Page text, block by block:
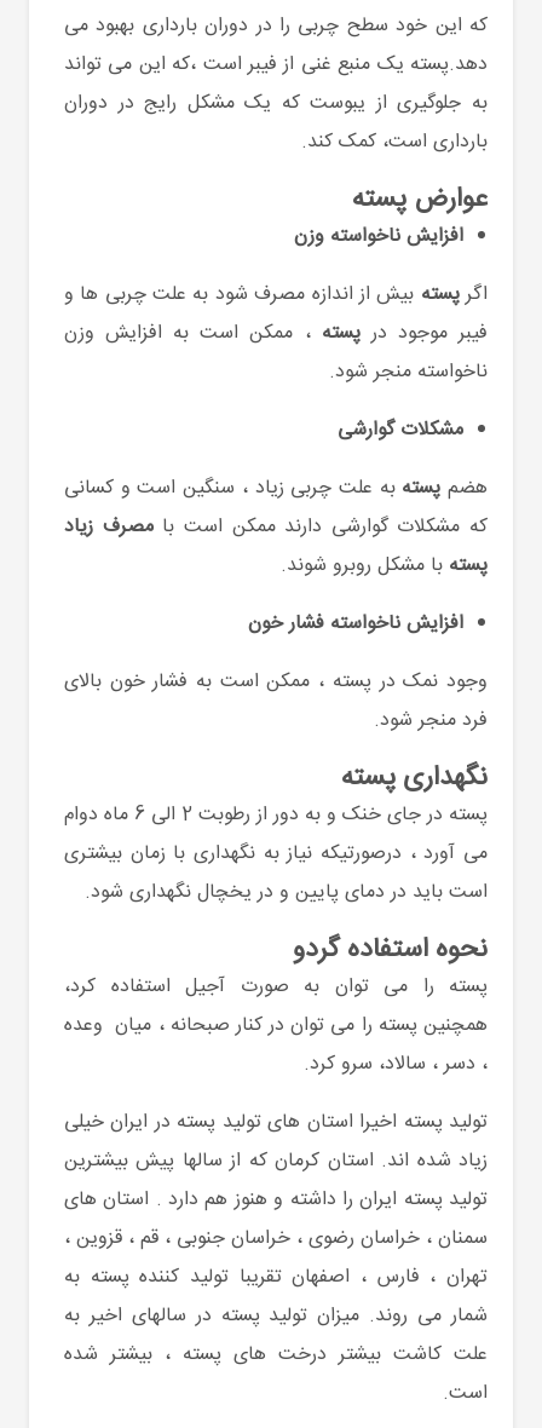
که این خود سطح چربی را در دوران بارداری بهبود می
دهد.پسته یک منبع غنی از فیبر است ،که این می تواند
به جلوگیری از یبوست که یک مشکل رایج در دوران
بارداری است، کمک کند.
عوارض پسته
افزایش ناخواسته وزن
اگرپسته بیش از اندازه مصرف شود به علت چربی ها و
فیبر موجود درپسته ، ممکن است به افزایش وزن
ناخواسته منجر شود.
مشکلات گوارشی
هضمپسته به علت چربی زیاد ، سنگین است و کسانی
که مشکلات گوارشی دارند ممکن است با مصرف زیاد
پسته با مشکل روبرو شوند.
افزایش ناخواسته فشار خون
وجود نمک در پسته ، ممکن است به فشار خون بالای
فرد منجر شود.
نگهداری پسته
پسته
در جای خنک و به دور از رطوبت 2 الی 6 ماه دوام
می آورد ، درصورتیکه نیاز به نگهداری با زمان بیشتری
است باید در دمای پایین و در یخچال نگهداری شود.
نحوه استفاده گردو
پسته را می توان به صورت آجیل استفاده کرد،
همچنین پسته را می توان در کنار صبحانه ، میان وعده
، دسر ، سالاد، سرو کرد.
تولید پسته اخیرا استان های تولید پسته در ایران خیلی
زیاد شده اند. استان کرمان که از سالها پیش بیشترین
تولید پسته ایران را داشته و هنوز هم دارد . استان های
سمنان ، خراسان رضوی ، خراسان جنوبی ، قم ، قزوین ،
تهران ، فارس ، اصفهان تقریبا تولید کننده پسته به
شمار می روند. میزان تولید پسته در سالهای اخیر به
علت کاشت بیشتر درخت های پسته ، بیشتر شده
است.